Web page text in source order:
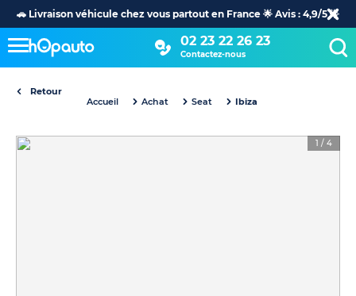
🚗 Livraison véhicule chez vous partout en France 🌟 Avis : 4,9/5 🌟
02 23 22 26 23
Contactez-nous
Retour
Accueil
Achat Seat Ibiza
1 / 4